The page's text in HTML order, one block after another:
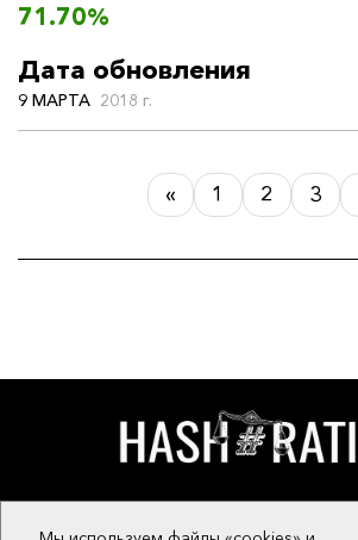
71.70%
Дата обновления
9 МАРТА 2018 г.
« 1 2 3
О ПРОЕКТЕ